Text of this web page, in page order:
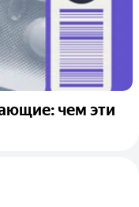
чем эти